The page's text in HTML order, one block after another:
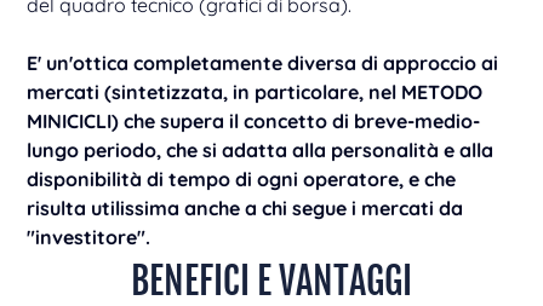
del quadro tecnico (grafici di borsa).
E' un'ottica completamente diversa di approccio ai
mercati (sintetizzata, in particolare, nel METODO
MINICICLI) che supera il concetto di breve-medio-
lungo periodo, che si adatta alla personalità e alla
disponibilità di tempo di ogni operatore, e che
risulta utilissima anche a chi segue i mercati da
"investitore".
BENEFICI E VANTAGGI